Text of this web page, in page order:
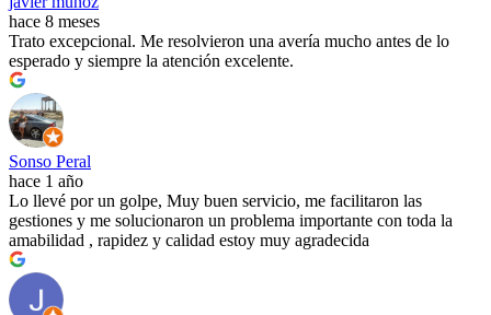
hace 8 meses
Trato excepcional. Me resolvieron una avería mucho antes de lo
esperado y siempre la atención excelente.
Sonso Peral
hace 1 año
Lo llevé por un golpe, Muy buen servicio, me facilitaron las
gestiones y me solucionaron un problema importante con toda la
amabilidad , rapidez y calidad estoy muy agradecida